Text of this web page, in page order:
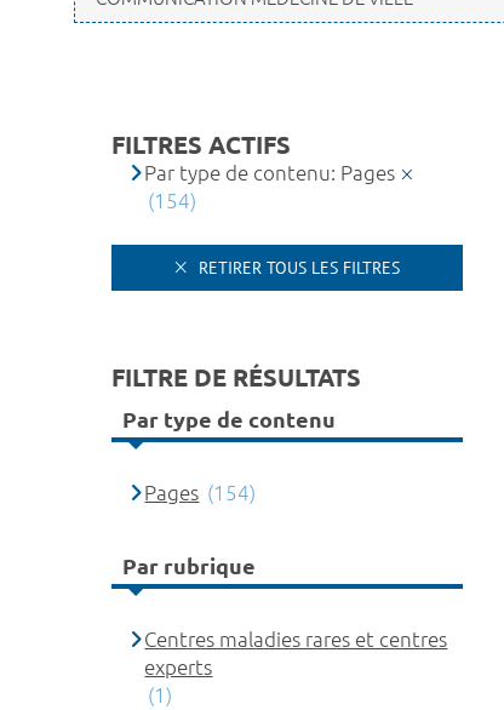
FILTRES ACTIFS
Par type de contenu: Pages
(154)
RETIRER TOUS LES FILTRES
FILTRE DE RÉSULTATS
Par type de contenu
Pages (154)
Par rubrique
Centres maladies rares et centres
experts
(1)